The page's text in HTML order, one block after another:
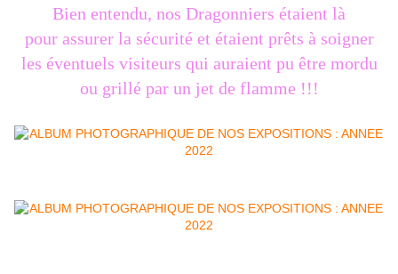
Bien entendu, nos Dragonniers étaient là
pour assurer la sécurité et étaient prêts à soigner
les éventuels visiteurs qui auraient pu être mordu
ou grillé par un jet de flamme !!!